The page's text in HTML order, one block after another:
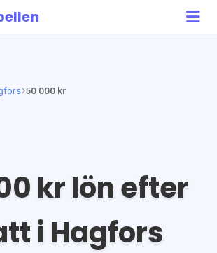
50 000 kr
kr lön efter
i Hagfors